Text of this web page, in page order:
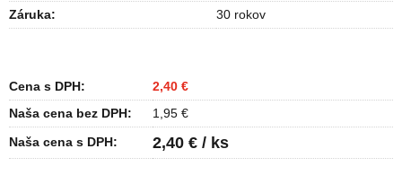
Záruka: 30 rokov
Cena s DPH:
2,40 €
Naša cena bez DPH:
1,95 €
Naša cena s DPH:
2,40 € / ks